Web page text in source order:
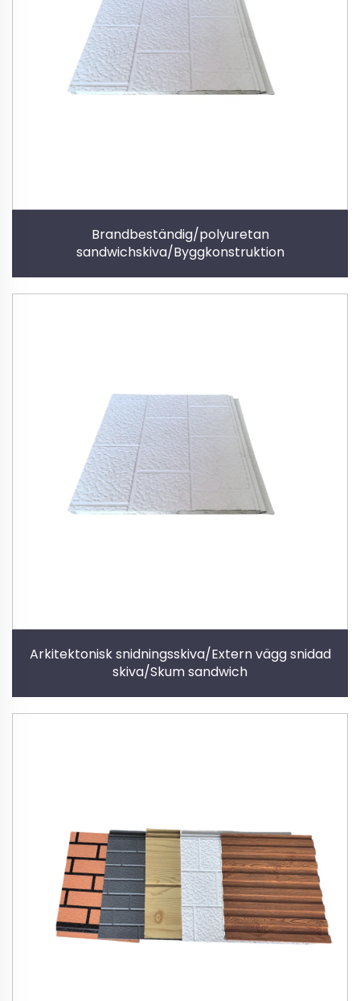
Brandbeständig/polyuretan
sandwichskiva/Byggkonstruktion
Arkitektonisk snidningsskiva/Extern vägg snidad
skiva/Skum sandwich